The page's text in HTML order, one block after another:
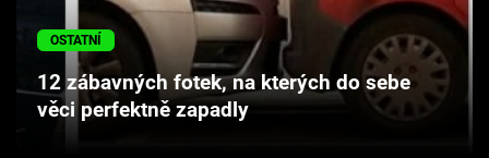
Cool Esport
Pořady
OSTATNÍ
12 zábavných fotek, na kterých do sebe
věci perfektně zapadly